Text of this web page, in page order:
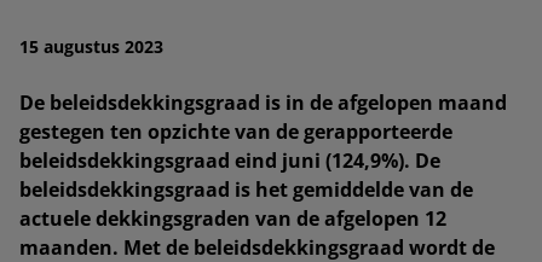
15 augustus 2023
De beleidsdekkingsgraad is in de afgelopen maand
gestegen ten opzichte van de gerapporteerde
beleidsdekkingsgraad eind juni (124,9%). De
beleidsdekkingsgraad is het gemiddelde van de
actuele dekkingsgraden van de afgelopen 12
maanden. Met de beleidsdekkingsgraad wordt de